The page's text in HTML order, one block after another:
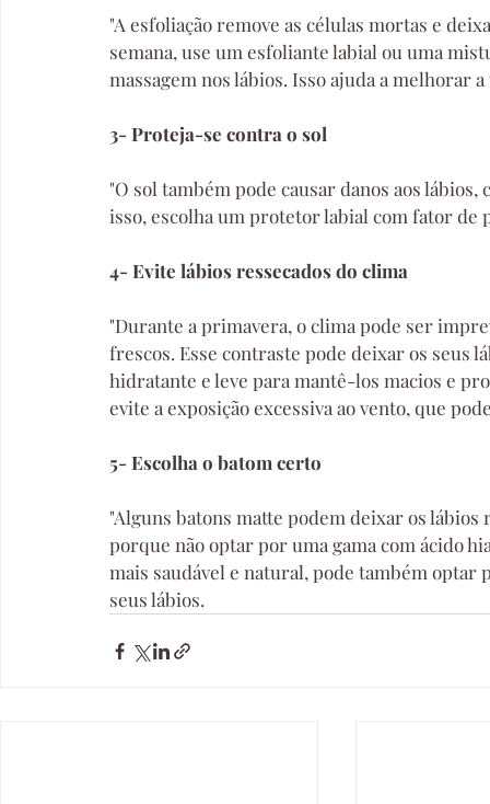
"A esfoliação remove as células mortas e
semana, use um esfoliante labial ou uma
massagem nos lábios. Isso ajuda a melhorar
3- Proteja-se contra o sol
"O sol também pode causar danos aos
isso, escolha um protetor labial com fator de
4- Evite lábios ressecados do clima
"Durante a primavera, o clima pode ser
frescos. Esse contraste pode deixar os seus
hidratante e leve para mantê-los macios e
evite a exposição excessiva ao vento, que
5- Escolha o batom certo
"Alguns batons matte podem deixar os lábios
porque não optar por uma gama com ácido
mais saudável e natural, pode também
seus lábios.